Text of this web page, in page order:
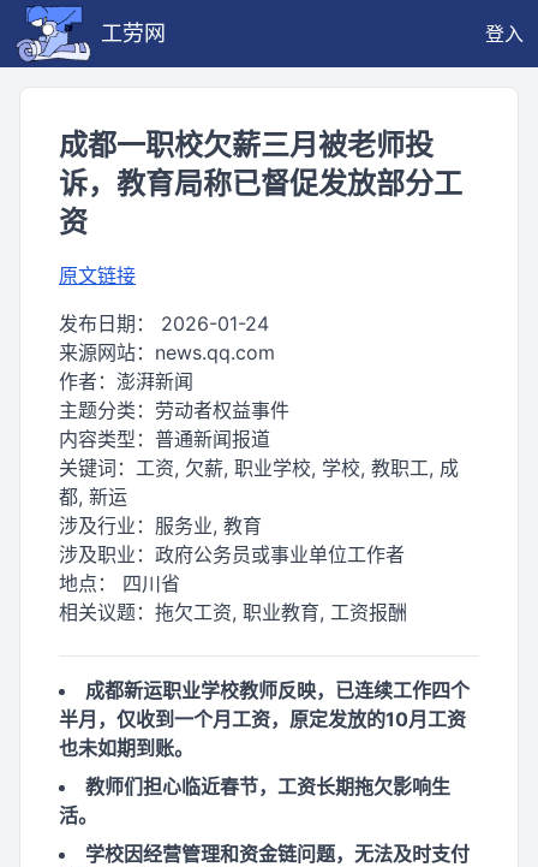
工劳网 登入
成都一职校欠薪三月被老师投
诉，教育局称已督促发放部分工
资
原文链接
发布日期： 2026-01-24
来源网站： news.qq.com
作者： 澎湃新闻
主题分类： 劳动者权益事件
内容类型： 普通新闻报道
关键词： 工资, 欠薪, 职业学校, 学校, 教职工, 成
都, 新运
涉及行业： 服务业, 教育
涉及职业： 政府公务员或事业单位工作者
地点： 四川省
相关议题： 拖欠工资, 职业教育, 工资报酬
成都新运职业学校教师反映，已连续工作四个
半月，仅收到一个月工资，原定发放的10月工资
也未如期到账。
教师们担心临近春节，工资长期拖欠影响生
活。
学校因经营管理和资金链问题，无法及时支付